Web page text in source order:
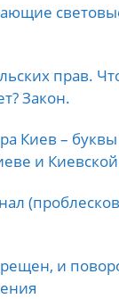
прав.
Закон.
Киев –
и Киевской
и